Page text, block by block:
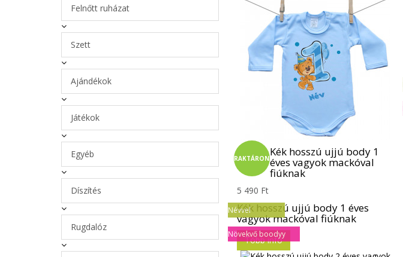
Felnőtt ruházat
Szett
Ajándékok
Játékok
Egyéb
Díszítés
Rugdalóz
Névvel
Növekvő boodyy
RAKTÁRONKék hosszú ujjú body 1
éves vagyok mackóval
fiúknak
5 490 Ft
Kék hosszú ujjú body 1 éves
vagyok mackóval fiúknak
Több info